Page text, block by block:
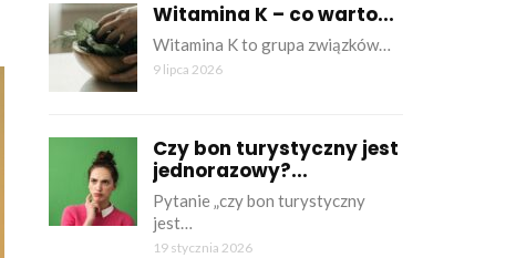
Witamina K – co warto...
Witamina K to grupa związków…
9 lipca 2026
Czy bon turystyczny jest
jednorazowy?...
Pytanie „czy bon turystyczny
jest…
19 stycznia 2026